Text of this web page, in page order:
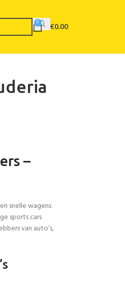
0 €0.00
–
snelle wagens
sports cars
van auto’s,